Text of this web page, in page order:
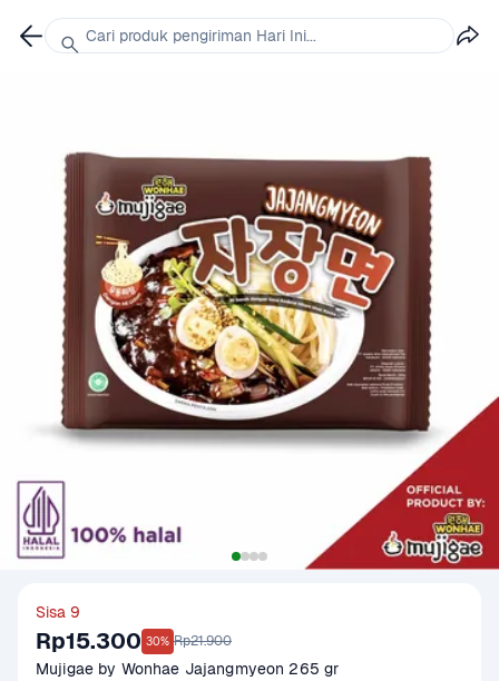
Sisa 9
Rp15.300 30% Rp21.900
Mujigae by Wonhae Jajangmyeon 265 gr
Cari produk pengiriman Hari Ini...